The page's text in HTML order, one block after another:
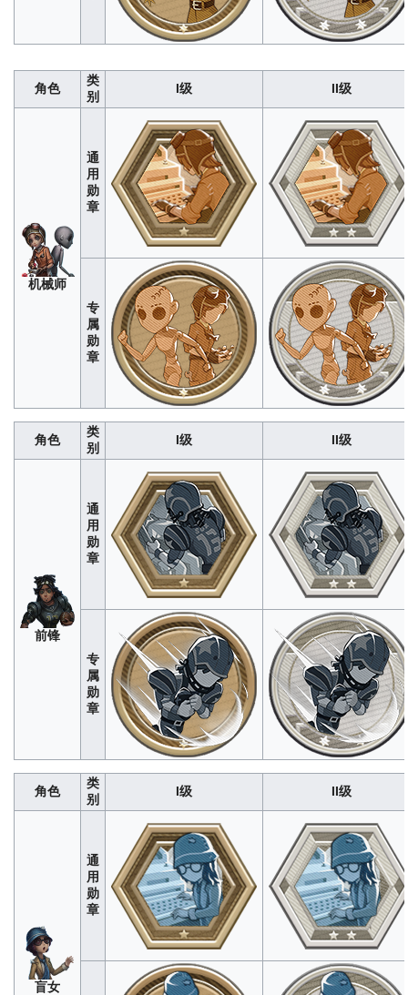
女
140042008400
先
280140042008400
140042008400
勘
140042008400
：扮演骑士期间牵制监管者时
经WIKI编辑组测试，单局上限
为24<br>数据仅供参考，如有错误欢迎
读心战术：成功预见监管者行
经WIKI编辑组测试，单
61 305 1830
瓶中万象：合成并释放强风/层云/暖雨次
数（次）
离（米）
138 276 460 380 1140 2280
百发百中：使用龙骨弓/臂弩命中监管者
次数（次）
重伤撕裂：向监管者叠加重伤撕
54 164 328 548 608 3040 9120 18240
脱
大
师”
：在谜烟区域附近牵制监管者
时间（秒）
护佑之烟：触发双重误导后短时
到伤害次数（次）
88
2640 4400 45 90
幻
危机构影
：自身利用人物投影牵制监管
者时间（秒）
障眼构型：静物定格期间破译完
大门或救下狂欢之椅上的队友次
190 570 1140 1900 1 6 18
36
勇气轨迹：横扫命中监管者/保护队友次
数（次）
异向诱敌：穆莱塔成功吸引监
（次）
120 240 400 12 36 72
角色
类
别
I级 II级
机械师
通
用
勋
章
专
属
勋
章
角色
类
别
I级 II级
前锋
通
用
勋
章
专
属
勋
章
角色
类
别
I级 II级
盲女
通
用
勋
章